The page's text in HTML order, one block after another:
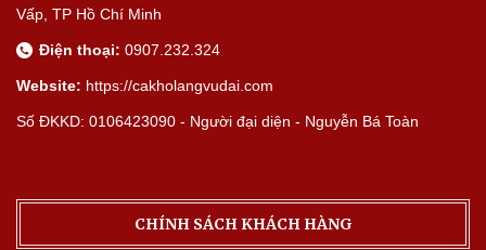
Vấp, TP Hồ Chí Minh
Điện thoại: 0907.232.324
Website: https://cakholangvudai.com
Số ĐKKD: 0106423090 - Người đại diện - Nguyễn Bá Toàn
CHÍNH SÁCH KHÁCH HÀNG